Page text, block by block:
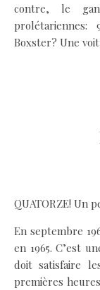
contre, le
prolétariennes:
Boxster? Une
QUATORZE! Un
En septembre
en 1965. C’est
doit satisfaire
premières